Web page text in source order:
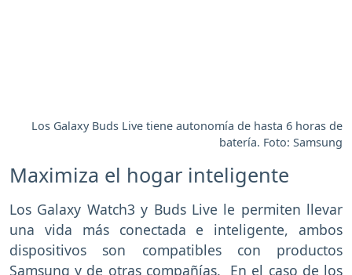
Los Galaxy Buds Live tiene autonomía de hasta 6 horas de
batería. Foto: Samsung
Maximiza el hogar inteligente
Los Galaxy Watch3 y Buds Live le permiten llevar
una vida más conectada e inteligente, ambos
dispositivos son compatibles con productos
Samsung y de otras compañías. En el caso de los